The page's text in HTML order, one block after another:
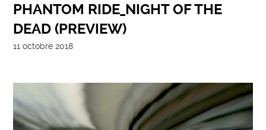
PHANTOM RIDE_NIGHT OF THE
DEAD (PREVIEW)
11 octobre 2018